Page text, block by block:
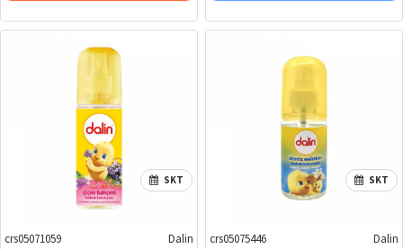
%8
SKT
crs05071059
Dalin
%19
SKT
crs05075446
Dalin